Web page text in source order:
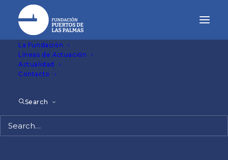
La Fundación
Líneas de Actuación
Actualidad
Contacto
Search
Económica